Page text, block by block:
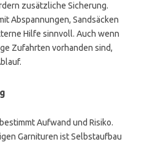
zusätzliche Sicherung.
Abspannungen, Sandsäcken
Hilfe sinnvoll. Auch wenn
Zufahrten vorhanden sind,
Aufwand und Risiko.
Garnituren ist Selbstaufbau